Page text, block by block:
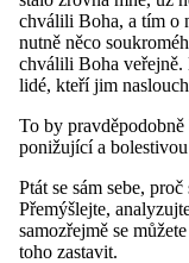
chválili Boha, a tím o
nutně něco
chválili Boha
lidé, kteří jim
To by
ponižující a
Ptát se sám sebe,
Přemýšlejte,
samozřejmě se
toho zastavit.